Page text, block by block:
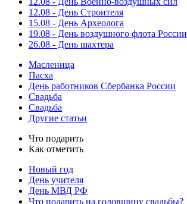
12.08 - День Строителя
15.08 - День Археолога
19.08 - День воздушного флота России
26.08 - День шахтера
Масленица
Пасха
День работников Сбербанка России
Свадьба
Свадьба
Другие статьи
Что подарить
Как отметить
Новый год
День учителя
День МВД РФ
Что подарить на годовщину свадьбы?